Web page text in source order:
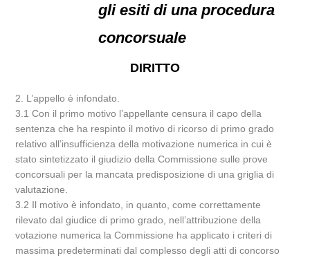
gli esiti di una procedura
concorsuale
DIRITTO
2. L’appello è infondato.
3.1 Con il primo motivo l’appellante censura il capo della
sentenza che ha respinto il motivo di ricorso di primo grado
relativo all’insufficienza della motivazione numerica in cui è
stato sintetizzato il giudizio della Commissione sulle prove
concorsuali per la mancata predisposizione di una griglia di
valutazione.
3.2 Il motivo è infondato, in quanto, come correttamente
rilevato dal giudice di primo grado, nell’attribuzione della
votazione numerica la Commissione ha applicato i criteri di
massima predeterminati dal complesso degli atti di concorso